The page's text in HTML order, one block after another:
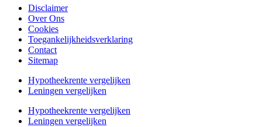
Disclaimer
Over Ons
Cookies
Toegankelijkheidsverklaring
Contact
Sitemap
Hypotheekrente vergelijken
Leningen vergelijken
Hypotheekrente vergelijken
Leningen vergelijken